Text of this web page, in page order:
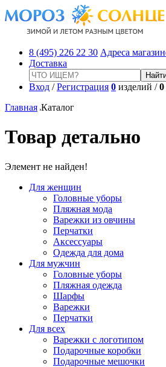
8 (495) 226 22 30 Адреса
Доставка
Вход /Регистрация 0 изделий /0
Главная Каталог
Товар детально
Элемент не найден!
Для женщин
Головные уборы
Пляжная мода
Варежки из овчины
Перчатки
Аксессуары
Одежда для дома
Для мужчин
Головные уборы
Пляжная одежда
Шарфы
Варежки
Перчатки
Для всех
Варежки с логотипом
Подарочные коробки
Подарочные мешочки